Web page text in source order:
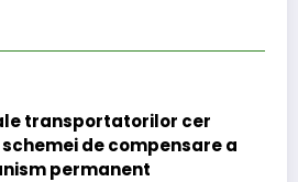
transportatorilor cer
de compensare a
permanent